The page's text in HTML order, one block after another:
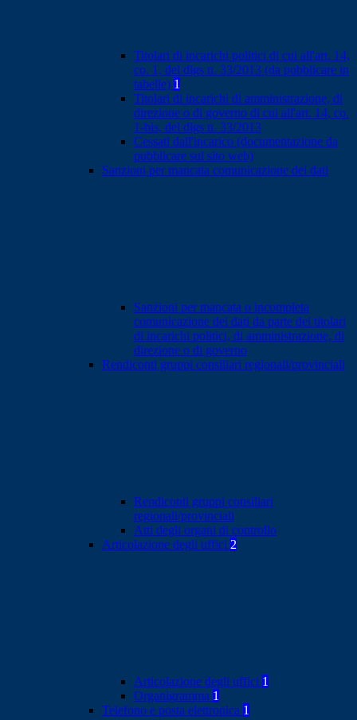
Titolari di incarichi politici di cui all'art. 14,
co. 1, del dlgs n. 33/2013 (da pubblicare in
tabelle) 1
Titolari di incarichi di amministrazione, di
direzione o di governo di cui all'art. 14, co.
1-bis, del dlgs n. 33/2013
Cessati dall'incarico (documentazione da
pubblicare sul sito web)
Sanzioni per mancata comunicazione dei dati
Sanzioni per mancata o incompleta
comunicazione dei dati da parte dei titolari
di incarichi politici, di amministrazione, di
direzione o di governo
Rendiconti gruppi consiliari regionali/provinciali
Rendiconti gruppi consiliari
regionali/provinciali
Atti degli organi di controllo
Articolazione degli uffici 2
Articolazione degli uffici 1
Organigramma 1
Telefono e posta elettronica 1